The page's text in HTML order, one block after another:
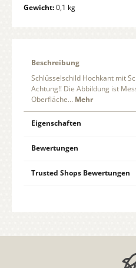
Gewicht:0,1 kg
Beschreibung
Schlüsselschild Hochkant mit
Achtung!! Die Abbildung ist
Oberfläche… Mehr
Eigenschaften
Bewertungen
Trusted Shops Bewertungen